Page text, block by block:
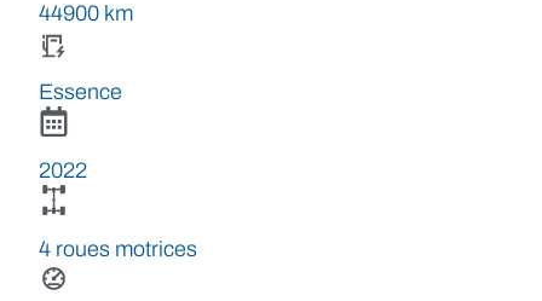
44900 km
Essence
2022
4 roues motrices